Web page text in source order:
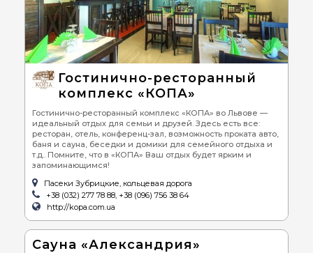
Гостинично-ресторанный
комплекс «КОПА»
Гостинично-ресторанный комплекс «КОПА» во Львове —
идеальный отдых для семьи и друзей. Здесь есть все:
ресторан, отель, конференц-зал, возможность проката авто,
баня и сауна, беседки и домики для семейного отдыха и
т.д.. Помните, что в «КОПА» Ваш отдых будет ярким и
запоминающимся!
Пасеки Зубрицкие, кольцевая дорога
+38 (032) 277 78 88, +38 (096) 756 38 64
http://kopa.com.ua
Сауна «Александрия»